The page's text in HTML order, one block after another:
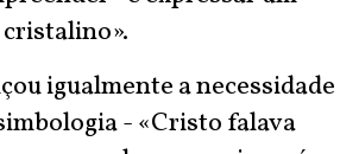
igualmente a necessidade
- «Cristo falava